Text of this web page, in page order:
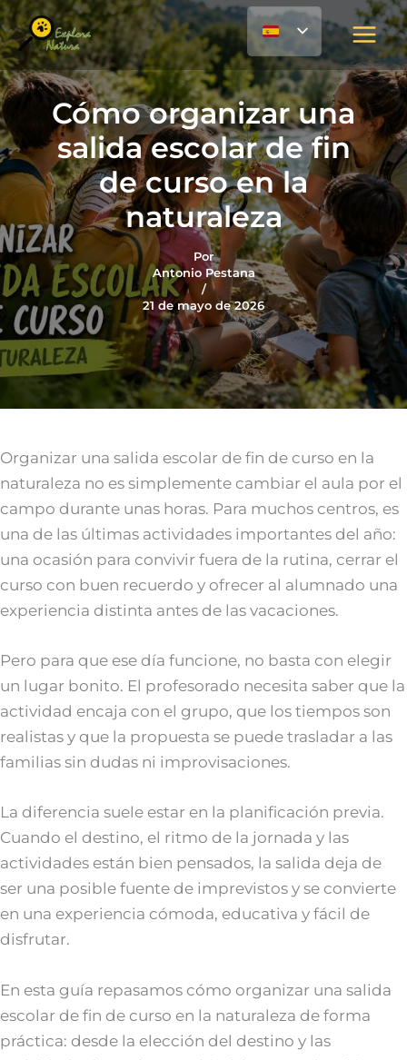
contenido
Ir
al
contenido
Cómo organizar una
salida escolar de fin
de curso en la
naturaleza
Por
Antonio Pestana
/
21 de mayo de 2026
Organizar una salida escolar de fin de curso en la
naturaleza no es simplemente cambiar el aula por el
campo durante unas horas. Para muchos centros, es
una de las últimas actividades importantes del año:
una ocasión para convivir fuera de la rutina, cerrar el
curso con buen recuerdo y ofrecer al alumnado una
experiencia distinta antes de las vacaciones.
Pero para que ese día funcione, no basta con elegir
un lugar bonito. El profesorado necesita saber que la
actividad encaja con el grupo, que los tiempos son
realistas y que la propuesta se puede trasladar a las
familias sin dudas ni improvisaciones.
La diferencia suele estar en la planificación previa.
Cuando el destino, el ritmo de la jornada y las
actividades están bien pensados, la salida deja de
ser una posible fuente de imprevistos y se convierte
en una experiencia cómoda, educativa y fácil de
disfrutar.
En esta guía repasamos cómo organizar una salida
escolar de fin de curso en la naturaleza de forma
práctica: desde la elección del destino y las